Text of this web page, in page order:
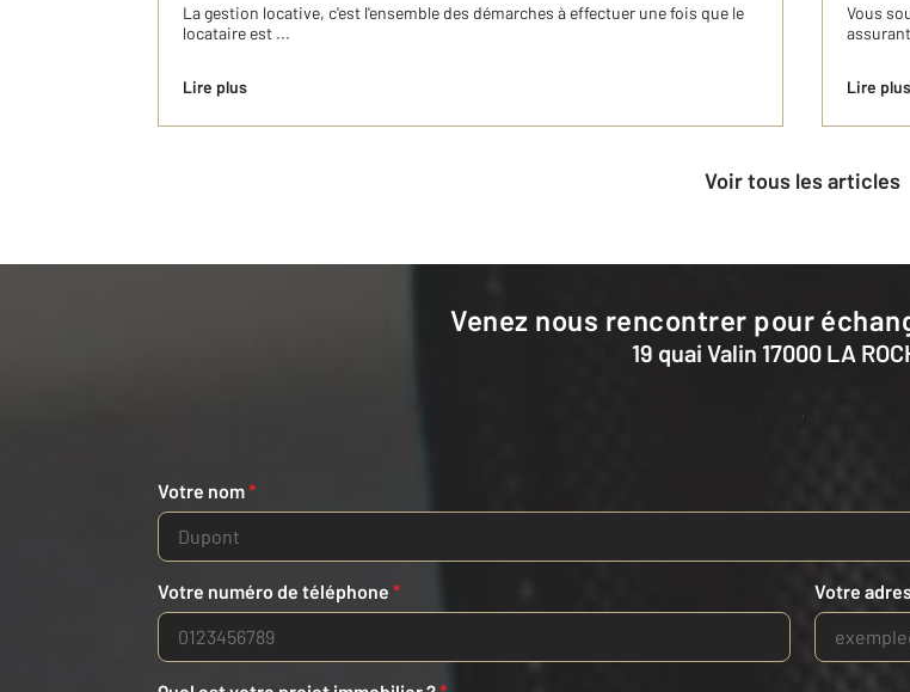
La gestion locative, c'est l'ensemble des démarches à effectuer une fois que le
locataire est ...
Lire plus
Vous
Lire plus
Voir tous les articles
Venez nous rencontrer pour
19 quai Valin 17000 LA
Téléphone
Votre nom*
Votre numéro de téléphone * Votre